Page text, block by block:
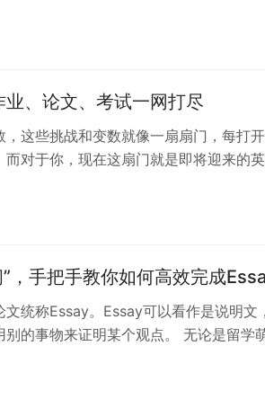
、论文、考试一网打尽
这些挑战和变数就像一扇扇门，每打
对于你，现在这扇门就是即将迎来的英
，手把手教你如何高效完成
统称Essay。Essay可以看作是说明文
的事物来证明某个观点。 无论是留学